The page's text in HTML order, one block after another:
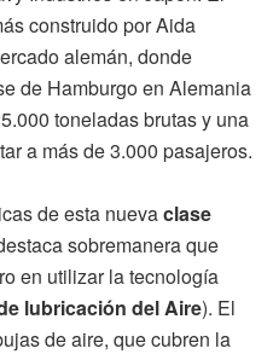
construido por Aida
alemán, donde
de Hamburgo en Alemania
toneladas brutas y una
a más de 3.000 pasajeros.
de esta nuevaclase
sobremanera que
en utilizar la tecnología
lubricación del Aire). El
de aire, que cubren la